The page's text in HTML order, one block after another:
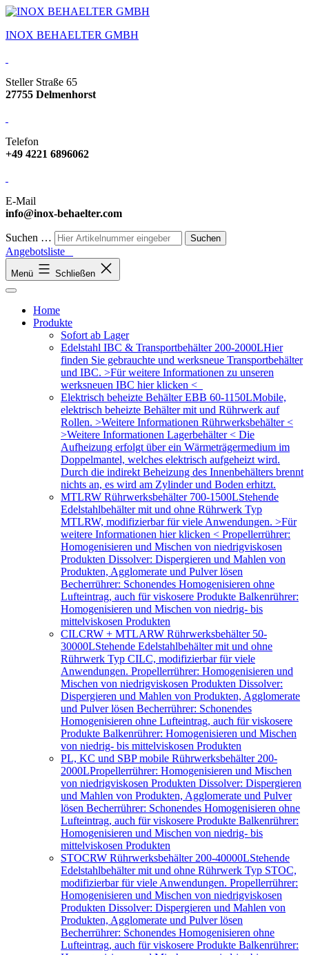
INOX BEHAELTER GMBH
Steller Straße 65
27755 Delmenhorst
Telefon
+49 4221 6896062
E-Mail
info@inox-behaelter.com
Suchen …
Angebotsliste
Menü Schließen
Home
Produkte
Sofort ab Lager
Edelstahl IBC & Transportbehälter 200-2000LHier
finden Sie gebrauchte und werksneue Transportbehälter
und IBC. >Für weitere Informationen zu unseren
werksneuen IBC hier klicken <
Elektrisch beheizte Behälter EBB 60-1150LMobile,
elektrisch beheizte Behälter mit und Rührwerk auf
Rollen. >Weitere Informationen Rührwerksbehälter <
>Weitere Informationen Lagerbehälter < Die
Aufheizung erfolgt über ein Wärmeträgermedium im
Doppelmantel, welches elektrisch aufgeheizt wird.
Durch die indirekt Beheizung des Innenbehälters brennt
nichts an, es wird am Zylinder und Boden erhitzt.
MTLRW Rührwerksbehälter 700-1500LStehende
Edelstahlbehälter mit und ohne Rührwerk Typ
MTLRW, modifizierbar für viele Anwendungen. >Für
weitere Informationen hier klicken < Propellerrührer:
Homogenisieren und Mischen von niedrigviskosen
Produkten Dissolver: Dispergieren und Mahlen von
Produkten, Agglomerate und Pulver lösen
Becherrührer: Schonendes Homogenisieren ohne
Lufteintrag, auch für viskosere Produkte Balkenrührer:
Homogenisieren und Mischen von niedrig- bis
mittelviskosen Produkten
CILCRW + MTLARW Rührwerksbehälter 50-
30000LStehende Edelstahlbehälter mit und ohne
Rührwerk Typ CILC, modifizierbar für viele
Anwendungen. Propellerrührer: Homogenisieren und
Mischen von niedrigviskosen Produkten Dissolver:
Dispergieren und Mahlen von Produkten, Agglomerate
und Pulver lösen Becherrührer: Schonendes
Homogenisieren ohne Lufteintrag, auch für viskosere
Produkte Balkenrührer: Homogenisieren und Mischen
von niedrig- bis mittelviskosen Produkten
PL, KC und SBP mobile Rührwerksbehälter 200-
2000LPropellerrührer: Homogenisieren und Mischen
von niedrigviskosen Produkten Dissolver: Dispergieren
und Mahlen von Produkten, Agglomerate und Pulver
lösen Becherrührer: Schonendes Homogenisieren ohne
Lufteintrag, auch für viskosere Produkte Balkenrührer:
Homogenisieren und Mischen von niedrig- bis
mittelviskosen Produkten
STOCRW Rührwerksbehälter 200-40000LStehende
Edelstahlbehälter mit und ohne Rührwerk Typ STOC,
modifizierbar für viele Anwendungen. Propellerrührer:
Homogenisieren und Mischen von niedrigviskosen
Produkten Dissolver: Dispergieren und Mahlen von
Produkten, Agglomerate und Pulver lösen
Becherrührer: Schonendes Homogenisieren ohne
Lufteintrag, auch für viskosere Produkte Balkenrührer: